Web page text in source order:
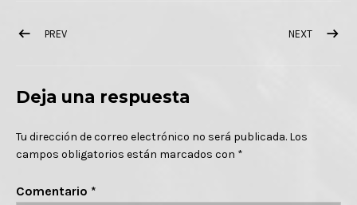
Navegación de entradas
PREVPOST: TOÑÍN CORUJO PRESENTA A TRAVÉS DE INTERNET EL
NEXTPOST:
Deja una respuesta
Tu dirección de correo electrónico no será publicada. Los
campos obligatorios están marcados con *
Comentario *